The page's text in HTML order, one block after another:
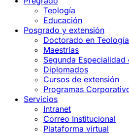
Teología
Educación
Posgrado y extensión
Doctorado en Teología
Maestrías
Segunda
Diplomados
Cursos de extensión
Programas
Servicios
Intranet
Correo Institucional
Plataforma virtual